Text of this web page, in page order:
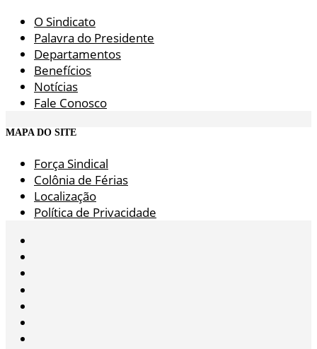
O Sindicato
Palavra do Presidente
Departamentos
Benefícios
Notícias
Fale Conosco
MAPA DO SITE
Força Sindical
Colônia de Férias
Localização
Política de Privacidade